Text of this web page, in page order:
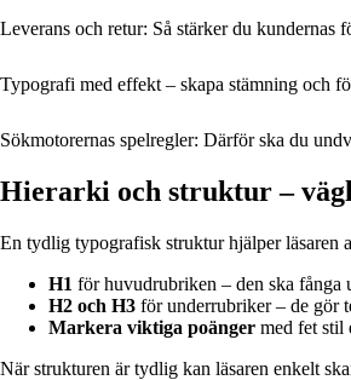
Leverans och retur: Så stärker du kundernas
Typografi med effekt – skapa stämning och
Sökmotorernas spelregler: Därför ska du
Hierarki och struktur –
En tydlig typografisk struktur hjälper läsaren
H1 för huvudrubriken – den ska fånga
H2 och H3 för underrubriker – de gör
Markera viktiga poänger med fet stil
När strukturen är tydlig kan läsaren enkelt